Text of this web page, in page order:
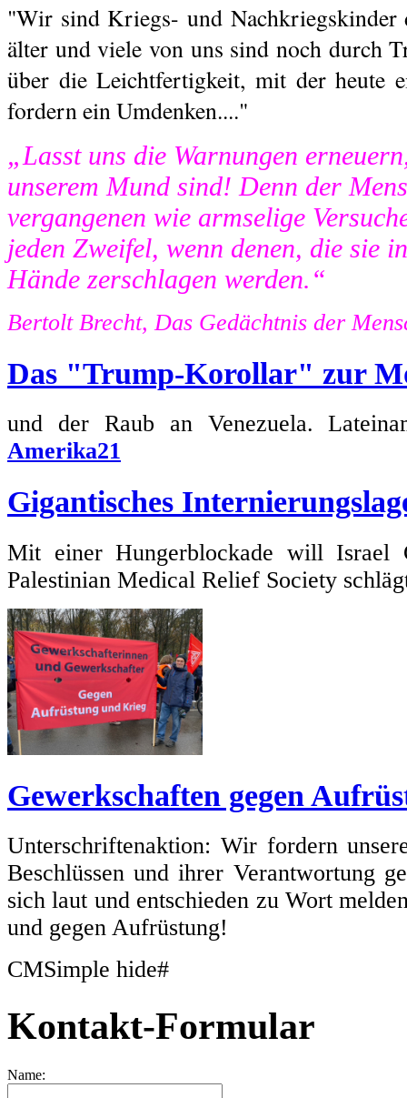
"Wir sind Kriegs- und Nachkriegskinder
älter und viele von uns sind noch durch
über die Leichtfertigkeit, mit der heute
fordern ein Umdenken...."
„Lasst uns die Warnungen
unserem Mund sind! Denn der
vergangenen wie armselige
jeden Zweifel, wenn denen, die sie
Hände zerschlagen werden.“
Bertolt Brecht, Das Gedächtnis der
Das "Trump-Korollar" zur
und der Raub an Venezuela.
Amerika21
Gigantisches
Mit einer Hungerblockade will Israel
Palestinian Medical Relief Society
Gewerkschaften gegen
Unterschriftenaktion: Wir fordern
Beschlüssen und ihrer Verantwortung
sich laut und entschieden zu Wort
und gegen Aufrüstung!
CMSimple hide#
Kontakt-Formular
Name: